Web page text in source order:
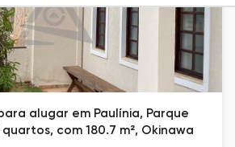
alugar em Paulínia, Parque
com 180.7 m², Okinawa